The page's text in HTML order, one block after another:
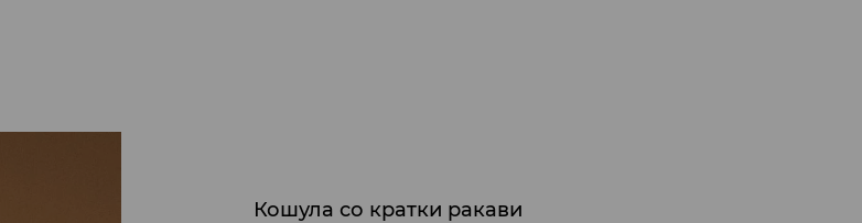
Кошула со кратки ракави